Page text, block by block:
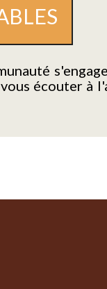
écouter à